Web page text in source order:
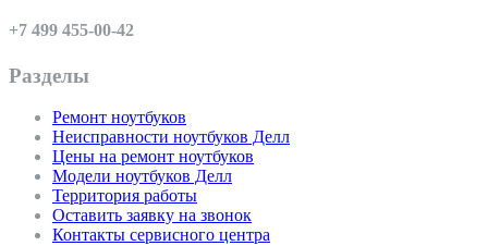
+7 499 455-00-42
Разделы
Ремонт ноутбуков
Неисправности ноутбуков Делл
Цены на ремонт ноутбуков
Модели ноутбуков Делл
Территория работы
Оставить заявку на звонок
Контакты сервисного центра